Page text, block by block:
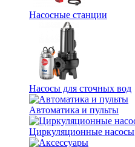
Насосные станции
Насосы для сточных вод
Автоматика и пульты
Циркуляционные насосы